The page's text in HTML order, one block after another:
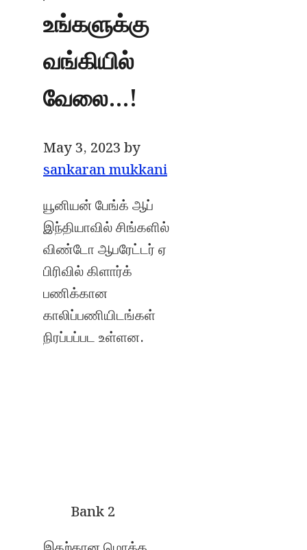
உங்களுக்கு
வங்கியில்
வேலை…!
May 3, 2023by
sankaran mukkani
யூனியன் பேங்க் ஆப்
இந்தியாவில் சிங்களில்
விண்டோ ஆபரேட்டர் ஏ
பிரிவில் கிளார்க்
பணிக்கான
காலிப்பணியிடங்கள்
நிரப்பப்பட உள்ளன.
Bank 2